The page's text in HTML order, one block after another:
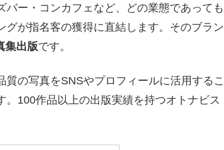
ー・コンカフェなど、どの業態であっても
グが指名客の獲得に直結します。そのブラン
集出版です。
質の写真をSNSやプロフィールに活用するこ
100作品以上の出版実績を持つオトナビス